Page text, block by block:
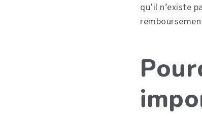
qu’il n’existe